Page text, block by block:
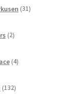
31izdelkov
2izdelka
4izdelki
132izdelkov